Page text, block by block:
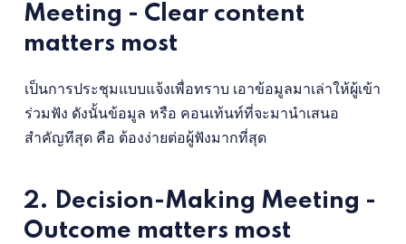
Meeting - Clear content
matters most
เป็นการประชุมแบบแจ้งเพื่อทราบ เอาข้อมูลมาเล่าให้ผู้เข้า
ร่วมฟัง ดังนั้นข้อมูล หรือ คอนเท้นท์ที่จะมานำเสนอ
สำคัญทีสุด คือ ต้องง่ายต่อผู้ฟังมากที่สุด
2. Decision-Making Meeting -
Outcome matters most